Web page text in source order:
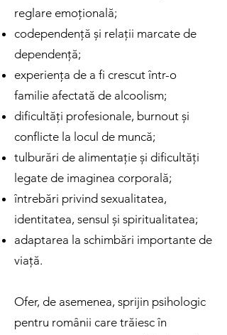
reglare emoțională;
codependență și relații marcate de
dependență;
experiența de a fi crescut într-o
familie afectată de alcoolism;
dificultăți profesionale, burnout și
conflicte la locul de muncă;
tulburări de alimentație și dificultăți
legate de imaginea corporală;
întrebări privind sexualitatea,
identitatea, sensul și spiritualitatea;
adaptarea la schimbări importante de
viață.
Ofer, de asemenea, sprijin psihologic
pentru românii care trăiesc în